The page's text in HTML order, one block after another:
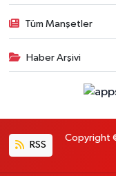
Tüm Manşetler
Haber Arşivi
RSS
Copyright